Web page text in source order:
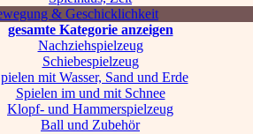
& Geschicklichkeit
gesamte Kategorie anzeigen
Nachziehspielzeug
Schiebespielzeug
mit Wasser, Sand und Erde
Spielen im und mit Schnee
Klopf- und Hammerspielzeug
Ball und Zubehör